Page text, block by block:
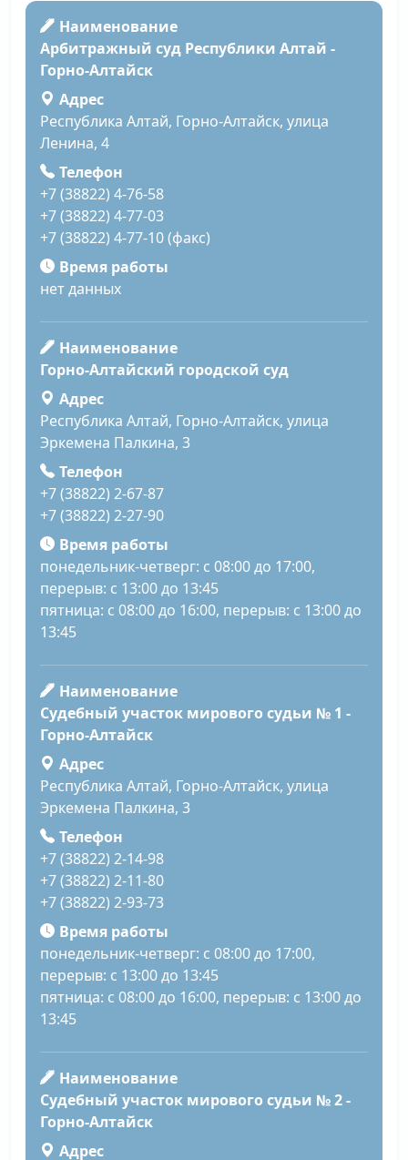
Наименование
Арбитражный суд Республики Алтай -
Горно-Алтайск
Адрес
Республика Алтай, Горно-Алтайск, улица
Ленина, 4
Телефон
+7 (38822) 4-76-58
+7 (38822) 4-77-03
+7 (38822) 4-77-10 (факс)
Время работы
нет данных
Наименование
Горно-Алтайский городской суд
Адрес
Республика Алтай, Горно-Алтайск, улица
Эркемена Палкина, 3
Телефон
+7 (38822) 2-67-87
+7 (38822) 2-27-90
Время работы
понедельник-четверг: с 08:00 до 17:00,
перерыв: с 13:00 до 13:45
пятница: с 08:00 до 16:00, перерыв: с 13:00 до
13:45
Наименование
Судебный участок мирового судьи № 1 -
Горно-Алтайск
Адрес
Республика Алтай, Горно-Алтайск, улица
Эркемена Палкина, 3
Телефон
+7 (38822) 2-14-98
+7 (38822) 2-11-80
+7 (38822) 2-93-73
Время работы
понедельник-четверг: с 08:00 до 17:00,
перерыв: с 13:00 до 13:45
пятница: с 08:00 до 16:00, перерыв: с 13:00 до
13:45
Наименование
Судебный участок мирового судьи № 2 -
Горно-Алтайск
Адрес